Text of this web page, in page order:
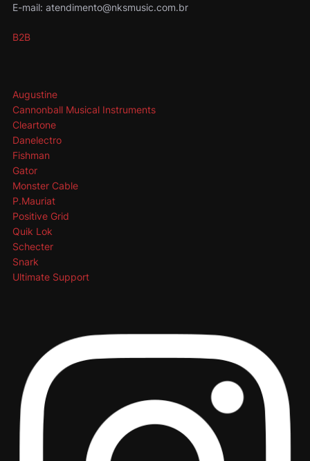
E-mail: atendimento@nksmusic.com.br
B2B
Augustine
Cannonball Musical Instruments
Cleartone
Danelectro
Fishman
Gator
Monster Cable
P.Mauriat
Positive Grid
Quik Lok
Schecter
Snark
Ultimate Support